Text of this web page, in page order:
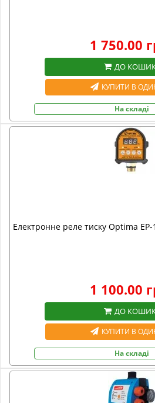
1 750.00
ДО
КУПИТИ В
На складі
Електронне реле тиску Optima EP-
1 100.00
ДО
КУПИТИ В
На складі